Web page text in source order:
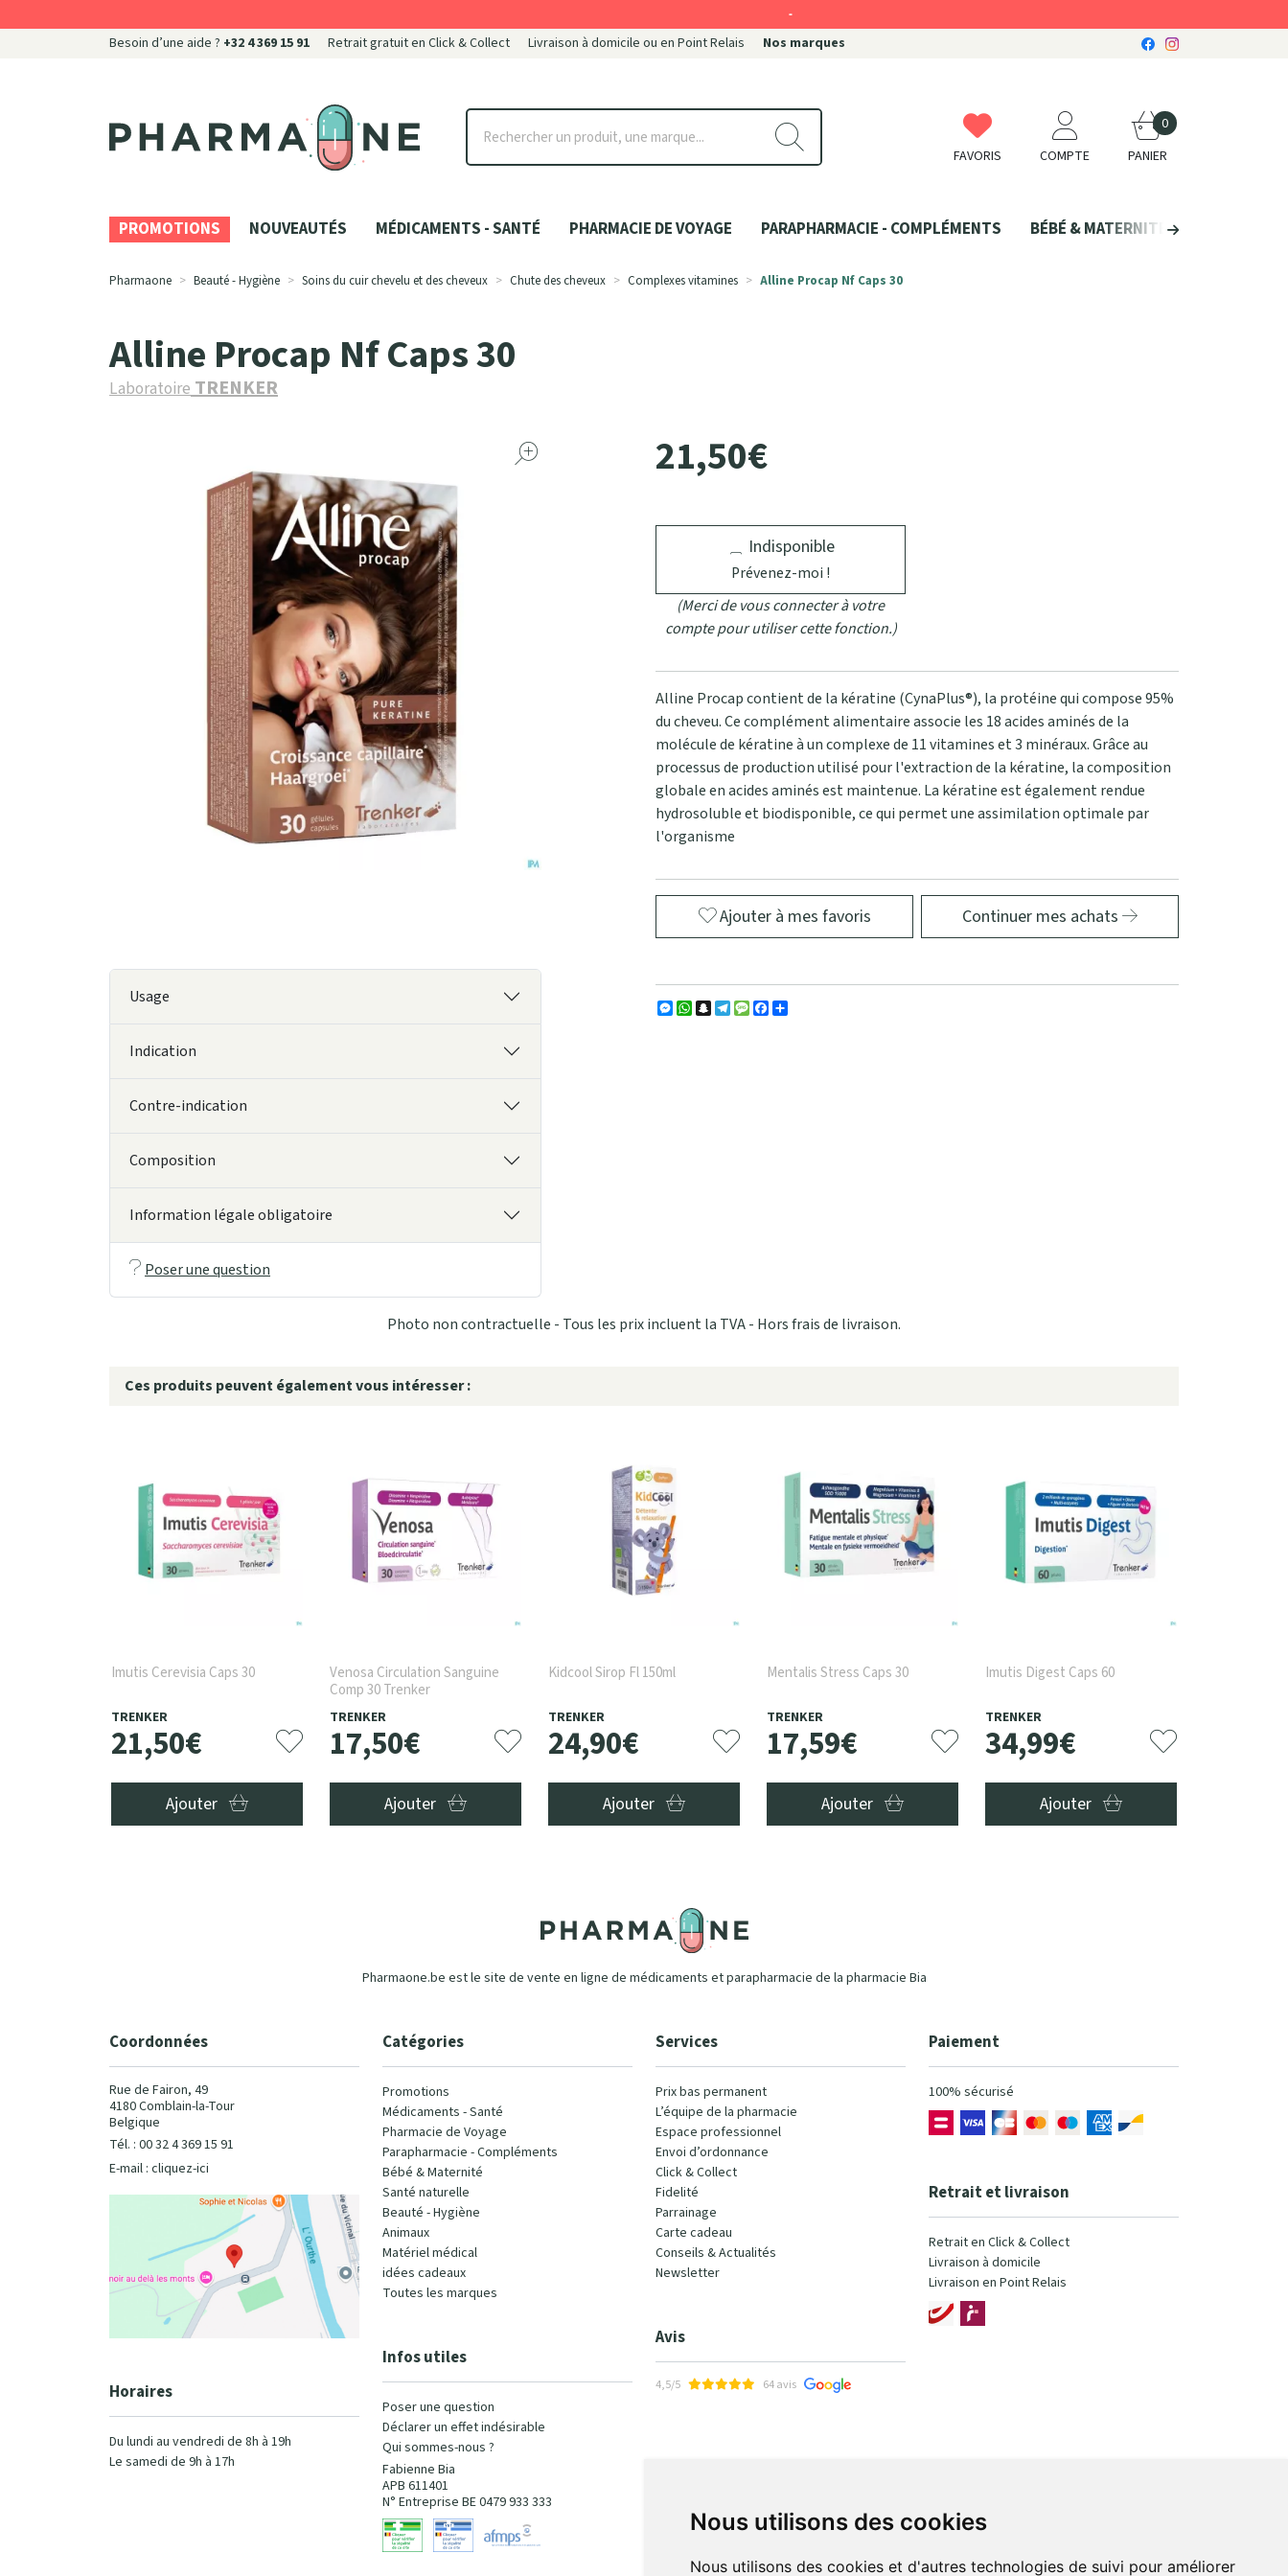
Nous utilisons des cookies
Nous utilisons des cookies et d'autres technologies de suivi pour améliorer
Besoin d’une aide ? +32 4 369 15 91 Retrait gratuit en Click & Collect Livraison à domicile ou en Point Relais Nos marques
Pharmaone Votre pharmacie en ligne à votre service FAVORIS COMPTE PANIER
0
PROMOTIONS NOUVEAUTÉS MÉDICAMENTS - SANTÉ PHARMACIE DE VOYAGE PARAPHARMACIE - COMPLÉMENTS BÉBÉ & MATERNITÉ
Pharmaone Beauté - Hygiène Soins du cuir chevelu et des cheveux Chute des cheveux Complexes vitamines Alline Procap Nf Caps 30
Alline Procap Nf Caps 30
LaboratoireTRENKER
21,50€
Indisponible
Prévenez-moi !
(Merci de vous connecter à votre
compte pour utiliser cette fonction.)
Alline Procap contient de la kératine (CynaPlus®), la protéine qui compose 95%
du cheveu. Ce complément alimentaire associe les 18 acides aminés de la
molécule de kératine à un complexe de 11 vitamines et 3 minéraux. Grâce au
processus de production utilisé pour l'extraction de la kératine, la composition
globale en acides aminés est maintenue. La kératine est également rendue
hydrosoluble et biodisponible, ce qui permet une assimilation optimale par
l'organisme
Ajouter à mes favoris Continuer mes achats
Usage
Indication
Contre-indication
Composition
Information légale obligatoire
Poser une question
Messenger
WhatsApp
Snapchat
Telegram
MessageFacebook
Photo non contractuelle - Tous les prix incluent la TVA - Hors frais de livraison.
Ces produits peuvent également vous intéresser :
Imutis Cerevisia Caps 30
TRENKER
21,50€
Ajouter
Venosa Circulation Sanguine
Comp 30 Trenker
TRENKER
17,50€
Ajouter
Kidcool Sirop Fl 150ml
TRENKER
24,90€
Ajouter
Mentalis Stress Caps 30
TRENKER
17,59€
Ajouter
Imutis Digest Caps 60
TRENKER
34,99€
Ajouter
Pharmaone.be est le site de vente en ligne de médicaments et parapharmacie de la pharmacie Bia
Coordonnées
Rue de Fairon, 49
4180 Comblain-la-Tour
Belgique
Tél. : 00 32 4 369 15 91
E-mail : cliquez-ici
Horaires
Du lundi au vendredi de 8h à 19h
Le samedi de 9h à 17h
Catégories
Promotions
Médicaments - Santé
Pharmacie de Voyage
Parapharmacie - Compléments
Bébé & Maternité
Santé naturelle
Beauté - Hygiène
Animaux
Matériel médical
idées cadeaux
Toutes les marques
Infos utiles
Poser une question
Déclarer un effet indésirable
Qui sommes-nous ?
Fabienne Bia
APB 611401
N° Entreprise BE 0479 933 333
Services
Prix bas permanent
L’équipe de la pharmacie
Espace professionnel
Envoi d’ordonnance
Click & Collect
Fidelité
Parrainage
Carte cadeau
Conseils & Actualités
Newsletter
Avis
4,5/5 64 avis
Paiement
100% sécurisé
Retrait et livraison
Retrait en Click & Collect
Livraison à domicile
Livraison en Point Relais